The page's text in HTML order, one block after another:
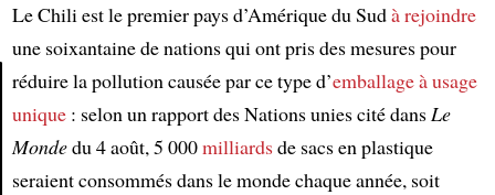
Article
Le Chili est le premier pays d’Amérique du Sudà rejoindre
une soixantaine de nations qui ont pris des mesures pour
réduire la pollution causée par ce type d’emballageà usage
unique: selon un rapport des Nations unies cité dansLe
Mondedu 4 août, 5 000milliardsde sacs en plastique
seraient consommés dans le monde chaque année, soit